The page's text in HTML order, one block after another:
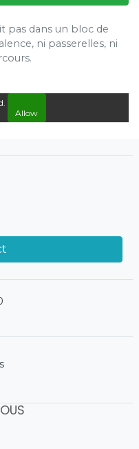
pas dans un bloc de
ni passerelles, ni
Allow